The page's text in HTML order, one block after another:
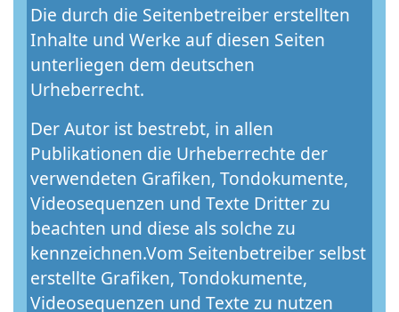
Die durch die Seitenbetreiber erstellten
Inhalte und Werke auf diesen Seiten
unterliegen dem deutschen
Urheberrecht.
Der Autor ist bestrebt, in allen
Publikationen die Urheberrechte der
verwendeten Grafiken, Tondokumente,
Videosequenzen und Texte Dritter zu
beachten und diese als solche zu
kennzeichnen.Vom Seitenbetreiber selbst
erstellte Grafiken, Tondokumente,
Videosequenzen und Texte zu nutzen